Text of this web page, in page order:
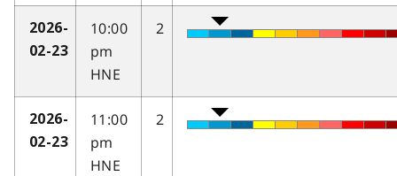
2026-
02-23
10:00
pm
HNE
2
2026-
02-23
11:00
pm
HNE
2